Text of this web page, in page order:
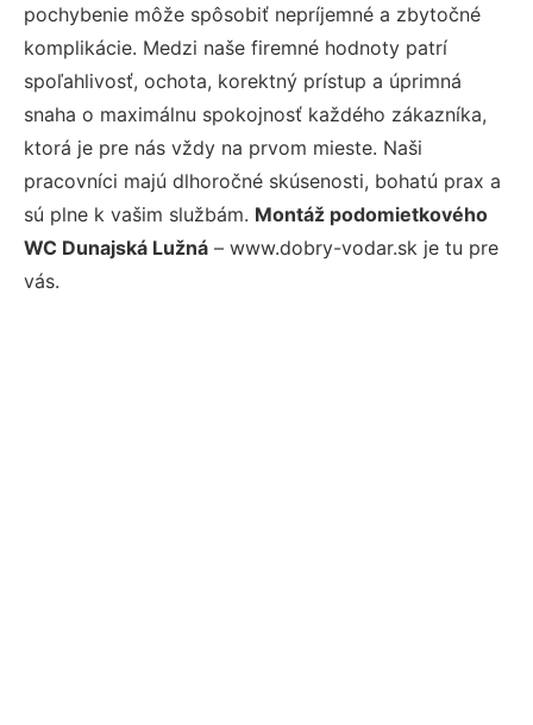
pochybenie môže spôsobiť nepríjemné a zbytočné
komplikácie. Medzi naše firemné hodnoty patrí
spoľahlivosť, ochota, korektný prístup a úprimná
snaha o maximálnu spokojnosť každého zákazníka,
ktorá je pre nás vždy na prvom mieste. Naši
pracovníci majú dlhoročné skúsenosti, bohatú prax a
sú plne k vašim službám. Montáž podomietkového
WC Dunajská Lužná – www.dobry-vodar.sk je tu pre
vás.